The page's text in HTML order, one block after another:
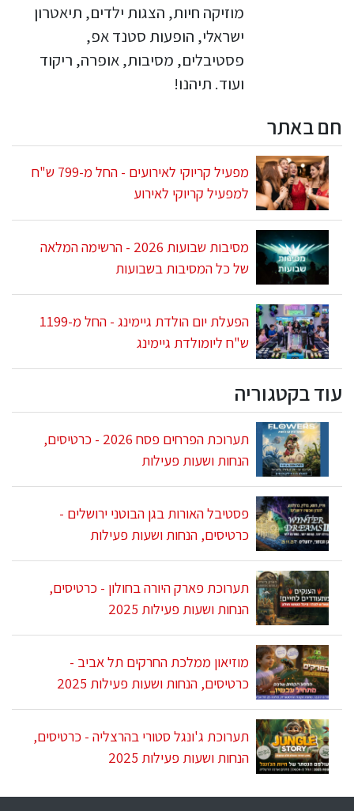
מוזיקה חיות, הצגות ילדים, תיאטרון
ישראלי, הופעות סטנד אפ,
פסטיבלים, מסיבות, אופרה, ריקוד
ועוד. תיהנו!
חם באתר
מפעיל קריוקי לאירועים - החל מ-799 ש"ח
למפעיל קריוקי לאירוע
מסיבות שבועות 2026 - הרשימה המלאה
של כל המסיבות בשבועות
הפעלת יום הולדת גיימינג - החל מ-1199
ש"ח ליומולדת גיימינג
עוד בקטגוריה
תערוכת הפרחים פסח 2026 - כרטיסים,
הנחות ושעות פעילות
פסטיבל האורות בגן הבוטני ירושלים -
כרטיסים, הנחות ושעות פעילות
תערוכת פארק היורה בחולון - כרטיסים,
הנחות ושעות פעילות 2025
מוזיאון ממלכת החרקים תל אביב -
כרטיסים, הנחות ושעות פעילות 2025
תערוכת ג'ונגל סטורי בהרצליה - כרטיסים,
הנחות ושעות פעילות 2025